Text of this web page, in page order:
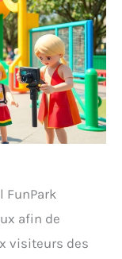
FunPark
afin de
visiteurs des